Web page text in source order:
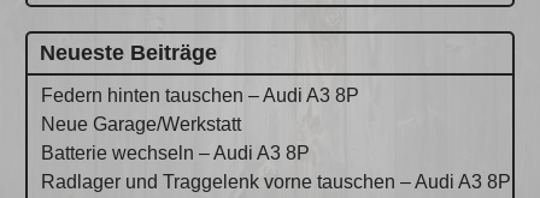
Neueste Beiträge
Federn hinten tauschen – Audi A3 8P
Neue Garage/Werkstatt
Batterie wechseln – Audi A3 8P
Radlager und Traggelenk vorne tauschen – Audi A3 8P